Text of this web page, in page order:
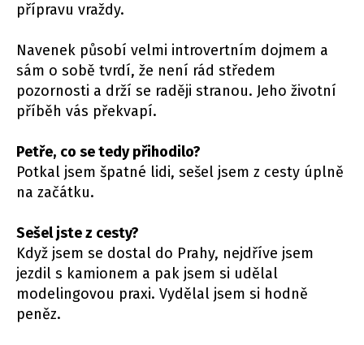
přípravu vraždy.
Navenek působí velmi introvertním dojmem a
sám o sobě tvrdí, že není rád středem
pozornosti a drží se raději stranou. Jeho životní
příběh vás překvapí.
Petře, co se tedy přihodilo?
Potkal jsem špatné lidi, sešel jsem z cesty úplně
na začátku.
Sešel jste z cesty?
Když jsem se dostal do Prahy, nejdříve jsem
jezdil s kamionem a pak jsem si udělal
modelingovou praxi. Vydělal jsem si hodně
peněz.